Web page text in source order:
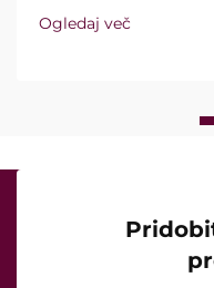
vprašanje pa ni le, ali
temveč kako
Ogledaj več